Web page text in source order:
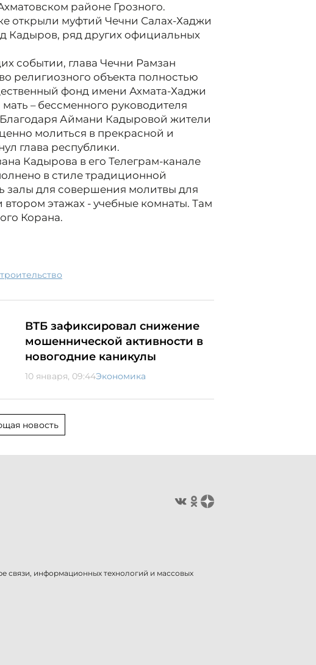
районе Грозного.
открыли муфтий Чечни Салах-Хаджи
Кадыров, ряд других официальных
событии, глава Чечни Рамзан
религиозного объекта полностью
фонд имени Ахмата-Хаджи
– бессменного руководителя
Аймани Кадыровой жители
молиться в прекрасной и
глава республики.
Кадырова в его Телеграм-канале
в стиле традиционной
залы для совершения молитвы для
этажах - учебные комнаты. Там
Корана.
строительство
ВТБ зафиксировал снижение
мошеннической активности в
новогодние каникулы
10 января, 09:44Экономика
новость
информационных технологий и массовых